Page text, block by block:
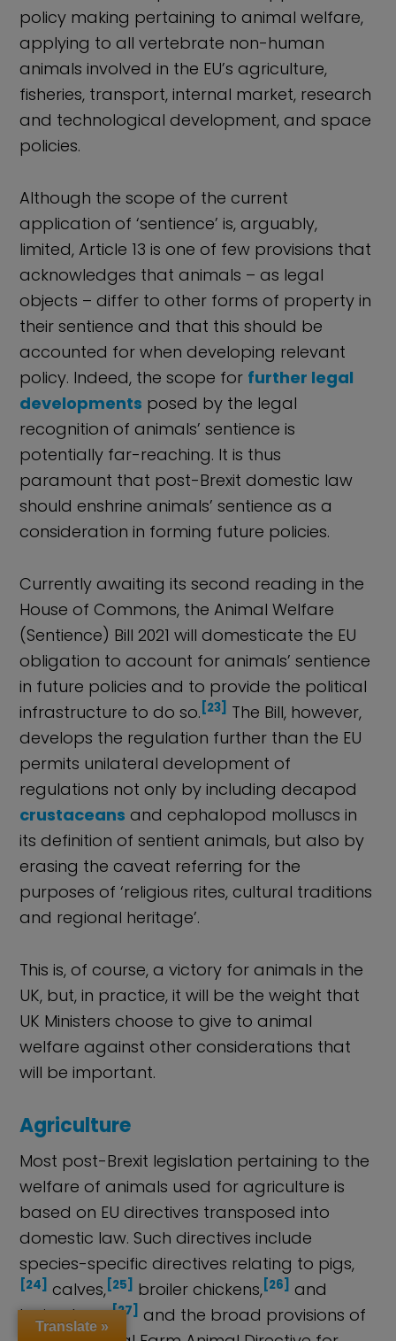
policy making pertaining to animal welfare,
applying to all vertebrate non-human
animals involved in the EU’s agriculture,
fisheries, transport, internal market, research
and technological development, and space
policies.
Although the scope of the current
application of ‘sentience’ is, arguably,
limited, Article 13 is one of few provisions that
acknowledges that animals – as legal
objects – differ to other forms of property in
their sentience and that this should be
accounted for when developing relevant
policy. Indeed, the scope for further legal
developments posed by the legal
recognition of animals’ sentience is
potentially far-reaching. It is thus
paramount that post-Brexit domestic law
should enshrine animals’ sentience as a
consideration in forming future policies.
Currently awaiting its second reading in the
House of Commons, the Animal Welfare
(Sentience) Bill 2021 will domesticate the EU
obligation to account for animals’ sentience
in future policies and to provide the political
infrastructure to do so. [23] The Bill, however,
develops the regulation further than the EU
permits unilateral development of
regulations not only by including decapod
crustaceans and cephalopod molluscs in
its definition of sentient animals, but also by
erasing the caveat referring for the
purposes of ‘religious rites, cultural traditions
and regional heritage’.
This is, of course, a victory for animals in the
UK, but, in practice, it will be the weight that
UK Ministers choose to give to animal
welfare against other considerations that
will be important.
Agriculture
Most post-Brexit legislation pertaining to the
welfare of animals used for agriculture is
based on EU directives transposed into
domestic law. Such directives include
species-specific directives relating to pigs,
[24] calves, [25] broiler chickens, [26] and
laying hens,[27] and the broad provisions of
Translate »